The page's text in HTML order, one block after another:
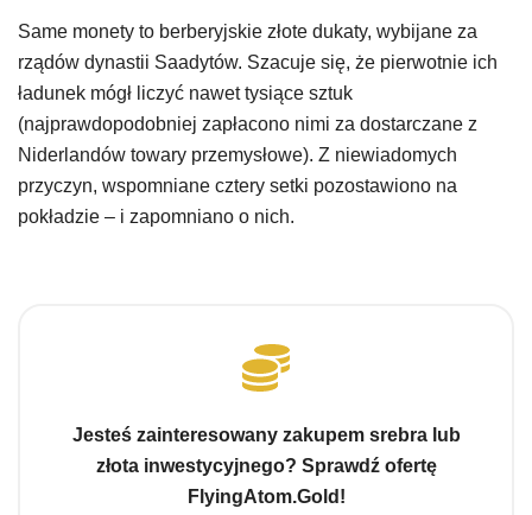
Same monety to berberyjskie złote dukaty, wybijane za
rządów dynastii Saadytów. Szacuje się, że pierwotnie ich
ładunek mógł liczyć nawet tysiące sztuk
(najprawdopodobniej zapłacono nimi za dostarczane z
Niderlandów towary przemysłowe). Z niewiadomych
przyczyn, wspomniane cztery setki pozostawiono na
pokładzie – i zapomniano o nich.
Jesteś zainteresowany zakupem srebra lub
złota inwestycyjnego? Sprawdź ofertę
FlyingAtom.Gold!